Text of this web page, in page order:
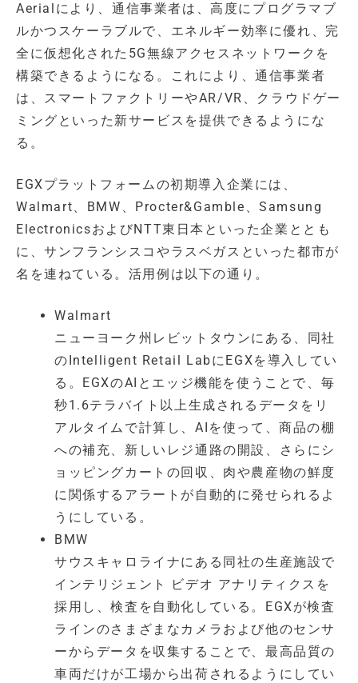
Aerialにより、通信事業者は、高度にプログラマブ
ルかつスケーラブルで、エネルギー効率に優れ、完
全に仮想化された5G無線アクセスネットワークを
構築できるようになる。これにより、通信事業者
は、スマートファクトリーやAR/VR、クラウドゲー
ミングといった新サービスを提供できるようにな
る。
EGXプラットフォームの初期導入企業には、
Walmart、BMW、Procter&Gamble、Samsung
ElectronicsおよびNTT東日本といった企業ととも
に、サンフランシスコやラスベガスといった都市が
名を連ねている。活用例は以下の通り。
Walmart
ニューヨーク州レビットタウンにある、同社
のIntelligent Retail LabにEGXを導入してい
る。EGXのAIとエッジ機能を使うことで、毎
秒1.6テラバイト以上生成されるデータをリ
アルタイムで計算し、AIを使って、商品の棚
への補充、新しいレジ通路の開設、さらにシ
ョッピングカートの回収、肉や農産物の鮮度
に関係するアラートが自動的に発せられるよ
うにしている。
BMW
サウスキャロライナにある同社の生産施設で
インテリジェント ビデオ アナリティクスを
採用し、検査を自動化している。EGXが検査
ラインのさまざまなカメラおよび他のセンサ
ーからデータを収集することで、最高品質の
車両だけが工場から出荷されるようにしてい